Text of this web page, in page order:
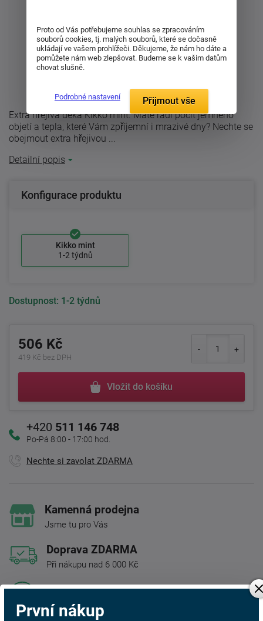
Extra hřejivá deka Kikko mint. Máte rádi pocit jemného
objetí a tepla, které Vám zpříjemní i mrazivé dny? Nechte se
obejmout extra hřejivou ...
Detailní popis
Konfigurace produktu
Kikko mint
1-2 týdnů
Dostupnost: 1-2 týdnů
506 Kč
419 Kč bez DPH
Vložit do košíku
+420 511 146 748
Po-Pá 8:00 - 17:00 hod.
Nechte si zavolat ZDARMA
Kamenná prodejna
Jsme tu pro Vás
Doprava ZDARMA
Při nákupu nad 6 000 Kč
Rádi poradíme s výběrem
Najděte vhodnou matraci
První nákup
Proto od Vás potřebujeme souhlas se zpracováním
souborů cookies, tj. malých souborů, které se dočasně
ukládají ve vašem prohlížeči. Děkujeme, že nám ho dáte a
pomůžete nám web zlepšovat. Budeme se k vašim datům
chovat slušně.
Podrobné nastavení Přijmout vše